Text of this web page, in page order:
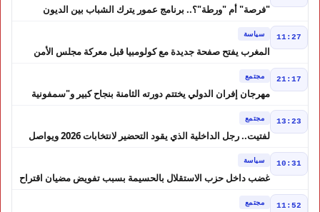
"فرصة" أم "ورطة"؟.. برنامج عمور يترك الشباب بين الديون
11:27 سياسة
المغرب يفتح صفحة جديدة مع كولومبيا قبل معركة مجلس الأمن
21:17 مجتمع
مهرجان إفران الدولي يختتم دورته الثامنة بنجاح كبير و"سمفونية
13:23 مجتمع
لفتيت.. رجل الداخلية الذي يقود التحضير لانتخابات 2026 ويواصل
10:31 سياسة
غضب داخل حزب الاستقلال بالحسيمة بسبب تفويض مضيان اقتراح
11:52 مجتمع